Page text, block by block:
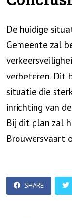
De huidige
Gemeente zal
verbeteren. Dit
situatie die
inrichting van
Bij dit plan zal
Brouwersvaart
SHARE